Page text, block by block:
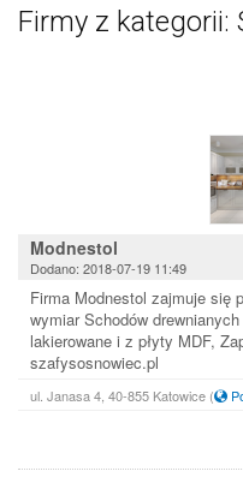
Firmy z kategorii:
Modnestol
Dodano: 2018-07-19 11:49
Firma Modnestol zajmuje się
wymiar Schodów
lakierowane i z płyty MDF,
szafysosnowiec.pl
ul. Janasa 4, 40-855 Katowice (